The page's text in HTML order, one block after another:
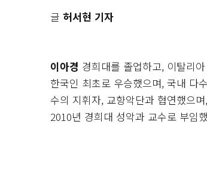
글 허서현 기자
이아경 경희대를 졸업하고, 이탈리
한국인 최초로 우승했으며, 국내 다
수의 지휘자, 교향악단과 협연했으
2010년 경희대 성악과 교수로 부임